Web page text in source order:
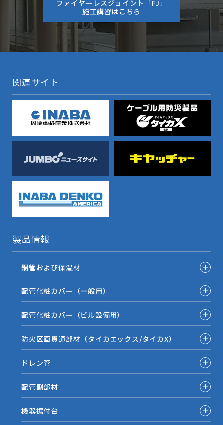
ファイヤーレスジョイント「FJ」
施工講習はこちら
関連サイト
製品情報
銅管および保温材
配管化粧カバー（一般用）
配管化粧カバー（ビル設備用）
防火区画貫通部材（タイカエックス/タイカX）
ドレン管
配管副部材
機器据付台